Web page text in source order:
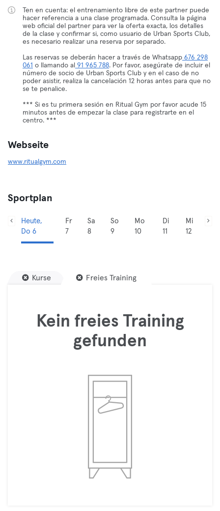
Ten en cuenta: el entrenamiento libre de este partner puede
hacer referencia a una clase programada. Consulta la página
web oficial del partner para ver la oferta exacta, los detalles
de la clase y confirmar si, como usuario de Urban Sports Club,
es necesario realizar una reserva por separado.
Las reservas se deberán hacer a través de Whatsapp 676 298
061 o llamando al 91 965 788. Por favor, asegúrate de incluir el
número de socio de Urban Sports Club y en el caso de no
poder asistir, realiza la cancelación 12 horas antes para que no
se te penalice.
*** Si es tu primera sesión en Ritual Gym por favor acude 15
minutos antes de empezar la clase para registrarte en el
centro. ***
Webseite
www.ritualgym.com
Sportplan
Heute,
Do 6
Fr
7
Sa
8
So
9
Mo
10
Di
11
Mi
12
Kurse Freies Training
Kein freies Training
gefunden